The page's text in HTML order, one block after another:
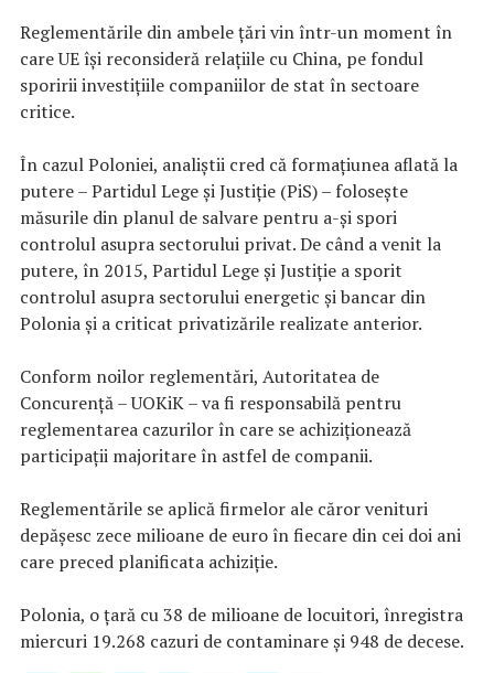
Reglementările din ambele ţări vin într-un moment în
care UE îşi reconsideră relaţiile cu China, pe fondul
sporirii investiţiile companiilor de stat în sectoare
critice.
În cazul Poloniei, analiştii cred că formaţiunea aflată la
putere – Partidul Lege şi Justiţie (PiS) – foloseşte
măsurile din planul de salvare pentru a-şi spori
controlul asupra sectorului privat. De când a venit la
putere, în 2015, Partidul Lege şi Justiţie a sporit
controlul asupra sectorului energetic şi bancar din
Polonia şi a criticat privatizările realizate anterior.
Conform noilor reglementări, Autoritatea de
Concurenţă – UOKiK – va fi responsabilă pentru
reglementarea cazurilor în care se achiziţionează
participaţii majoritare în astfel de companii.
Reglementările se aplică firmelor ale căror venituri
depăşesc zece milioane de euro în fiecare din cei doi ani
care preced planificata achiziţie.
Polonia, o ţară cu 38 de milioane de locuitori, înregistra
miercuri 19.268 cazuri de contaminare şi 948 de decese.